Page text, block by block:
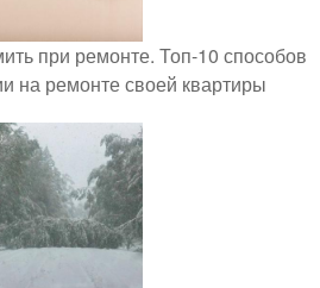
при ремонте. Топ-10 способов
на ремонте своей квартиры